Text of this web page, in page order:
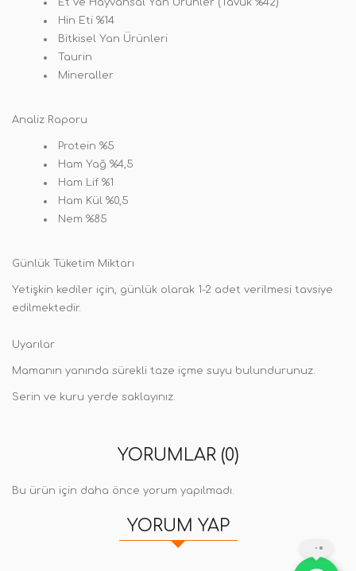
Et ve Hayvansal Yan Ürünler (Tavuk %42)
Hin Eti %14
Bitkisel Yan Ürünleri
Taurin
Mineraller
Analiz Raporu
Protein %5
Ham Yağ %4,5
Ham Lif %1
Ham Kül %0,5
Nem %85
Günlük Tüketim Miktarı
Yetişkin kediler için, günlük olarak 1-2 adet verilmesi tavsiye
edilmektedir.
Uyarılar
Mamanın yanında sürekli taze içme suyu bulundurunuz.
Serin ve kuru yerde saklayınız.
YORUMLAR (0)
Bu ürün için daha önce yorum yapılmadı.
YORUM YAP